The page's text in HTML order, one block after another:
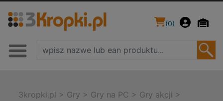
(0)
3kropki.pl > Gry > Gry na PC > Gry akcji >